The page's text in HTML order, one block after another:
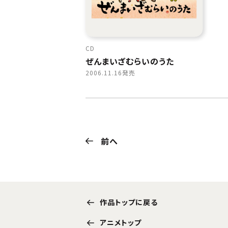
CD
ぜんまいざむらいのうた
2006.11.16発売
前へ
作品トップに戻る
アニメトップ